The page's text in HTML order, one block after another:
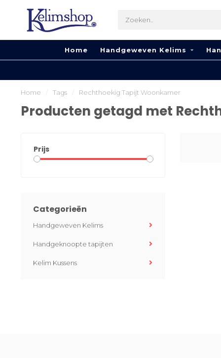
Home Handgeweven Kelims
Home Tags Rechthoekig Tapijt Woonkamer
Producten getagd met
Prijs
Categorieën
Handgeweven Kelims
Handgeknoopte tapijten
Kelim Kussens